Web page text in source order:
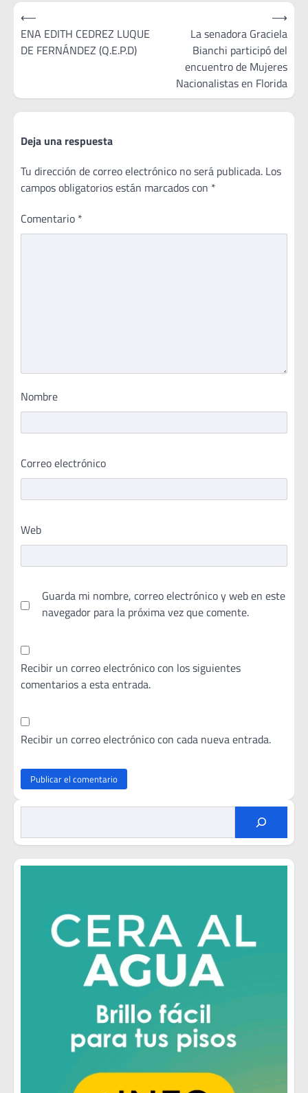
Navegación
de
entradas
⟵
ENA EDITH CEDREZ LUQUE
DE FERNÁNDEZ (Q.E.P.D)
La senadora Graciela
Bianchi participó del
encuentro de Mujeres
Nacionalistas en Florida
⟶
Deja una respuesta
Tu dirección de correo electrónico no será publicada. Los
campos obligatorios están marcados con *
Comentario *
Nombre
Correo electrónico
Web
Guarda mi nombre, correo electrónico y web en este
navegador para la próxima vez que comente.
Recibir un correo electrónico con los siguientes
comentarios a esta entrada.
Recibir un correo electrónico con cada nueva entrada.